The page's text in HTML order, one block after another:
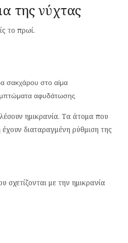
της νύχτας
το πρωί.
σακχάρου στο αίμα
αφυδάτωσης
ημικρανία. Τα άτομα που
διαταραγμένη ρύθμιση της
με την ημικρανία